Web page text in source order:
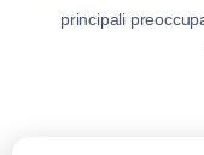
principali